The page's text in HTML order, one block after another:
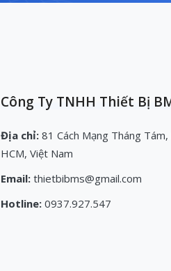
Công Ty TNHH Thiết Bị
Địa chỉ: 81 Cách Mạng Tháng
HCM, Việt Nam
Email: thietbibms@gmail.com
Hotline: 0937.927.547